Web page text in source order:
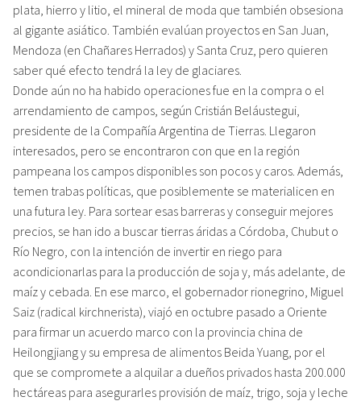
plata, hierro y litio, el mineral de moda que también obsesiona
al gigante asiático. También evalúan proyectos en San Juan,
Mendoza (en Chañares Herrados) y Santa Cruz, pero quieren
saber qué efecto tendrá la ley de glaciares.
Donde aún no ha habido operaciones fue en la compra o el
arrendamiento de campos, según Cristián Beláustegui,
presidente de la Compañía Argentina de Tierras. Llegaron
interesados, pero se encontraron con que en la región
pampeana los campos disponibles son pocos y caros. Además,
temen trabas políticas, que posiblemente se materialicen en
una futura ley. Para sortear esas barreras y conseguir mejores
precios, se han ido a buscar tierras áridas a Córdoba, Chubut o
Río Negro, con la intención de invertir en riego para
acondicionarlas para la producción de soja y, más adelante, de
maíz y cebada. En ese marco, el gobernador rionegrino, Miguel
Saiz (radical kirchnerista), viajó en octubre pasado a Oriente
para firmar un acuerdo marco con la provincia china de
Heilongjiang y su empresa de alimentos Beida Yuang, por el
que se compromete a alquilar a dueños privados hasta 200.000
hectáreas para asegurarles provisión de maíz, trigo, soja y leche